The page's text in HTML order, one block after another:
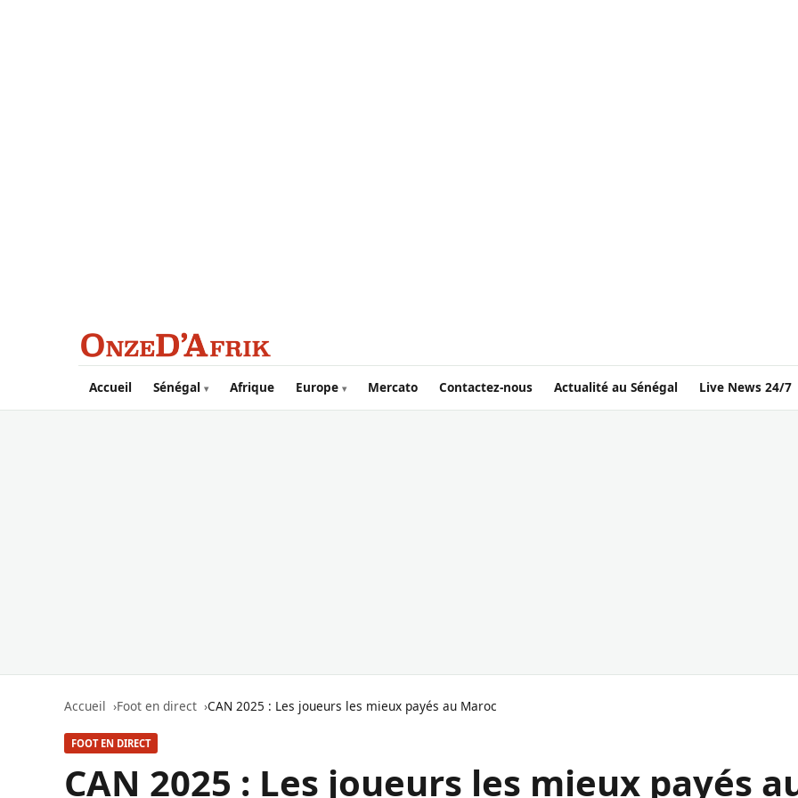
Aller au contenu principal
Accueil Sénégal Afrique Europe Mercato Contactez-nous Actualité au Sénégal Live News 24/7
Accueil Foot en direct CAN 2025 : Les joueurs les mieux payés au Maroc
FOOT EN DIRECT
CAN 2025 : Les joueurs les mieux payés